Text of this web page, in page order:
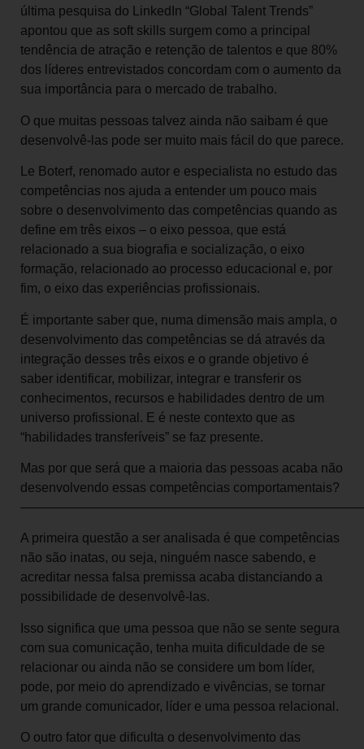
última pesquisa do LinkedIn “Global Talent Trends”
apontou que as soft skills surgem como a principal
tendência de atração e retenção de talentos e que 80%
dos líderes entrevistados concordam com o aumento da
sua importância para o mercado de trabalho.
O que muitas pessoas talvez ainda não saibam é que
desenvolvê-las pode ser muito mais fácil do que parece.
Le Boterf, renomado autor e especialista no estudo das
competências nos ajuda a entender um pouco mais
sobre o desenvolvimento das competências quando as
define em três eixos – o eixo pessoa, que está
relacionado a sua biografia e socialização, o eixo
formação, relacionado ao processo educacional e, por
fim, o eixo das experiências profissionais.
É importante saber que, numa dimensão mais ampla, o
desenvolvimento das competências se dá através da
integração desses três eixos e o grande objetivo é
saber identificar, mobilizar, integrar e transferir os
conhecimentos, recursos e habilidades dentro de um
universo profissional. E é neste contexto que as
“habilidades transferíveis” se faz presente.
Mas por que será que a maioria das pessoas acaba não
desenvolvendo essas competências comportamentais?
A primeira questão a ser analisada é que competências
não são inatas, ou seja, ninguém nasce sabendo, e
acreditar nessa falsa premissa acaba distanciando a
possibilidade de desenvolvê-las.
Isso significa que uma pessoa que não se sente segura
com sua comunicação, tenha muita dificuldade de se
relacionar ou ainda não se considere um bom líder,
pode, por meio do aprendizado e vivências, se tornar
um grande comunicador, líder e uma pessoa relacional.
O outro fator que dificulta o desenvolvimento das